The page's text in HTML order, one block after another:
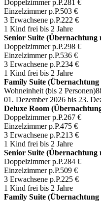
Doppelzimmer p.P.281 €
Einzelzimmer p.P.503 €
3 Erwachsene p.P.222 €
1 Kind frei bis 2 Jahre
Senior Suite
Doppelzimmer p.P.298 €
Einzelzimmer p.P.536 €
3 Erwachsene p.P.234 €
1 Kind frei bis 2 Jahre
Family Suite
Wohneinheit (bis 2 Personen)
01. Dezember 2026 bis 23.
Deluxe Room
Doppelzimmer p.P.267 €
Einzelzimmer p.P.475 €
3 Erwachsene p.P.213 €
1 Kind frei bis 2 Jahre
Senior Suite
Doppelzimmer p.P.284 €
Einzelzimmer p.P.509 €
3 Erwachsene p.P.225 €
1 Kind frei bis 2 Jahre
Family Suite